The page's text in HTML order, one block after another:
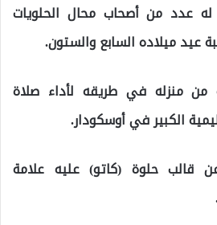
عدد من أصحاب محال الحلويات
عيد ميلاده السابع والستون.
منزله في طريقه لأداء صلاة
الكبير في أوسكودار.
قالب حلوة (كاتو) عليه علامة